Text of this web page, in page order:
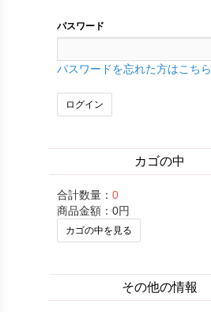
パスワード
パスワードを忘れた方はこちら
カゴの中
合計数量： 0
商品金額： 0円
カゴの中を見る
その他の情報